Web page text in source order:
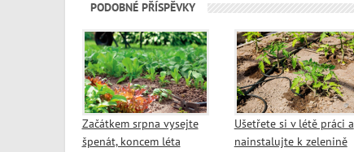
PODOBNÉ PŘÍSPĚVKY
Začátkem srpna vysejte
špenát, koncem léta
Ušetřete si v létě práci a
nainstalujte k zelenině